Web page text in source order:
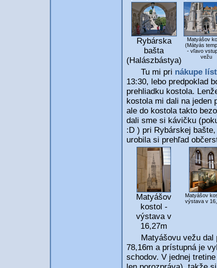
Rybárska
bašta
(Halászbástya)
Matyášov
(Mátyás
- vľavo
vežu
Tu mi pri nákupe
13:30, lebo predpoklad
prehliadku kostola.
kostola mi dali na jeden
ale do kostola takto
dali sme si kávičku
:D ) pri Rybárskej
urobila si prehľad
Matyášov
kostol -
výstava v
16,27m
Matyášov
výstava v
Matyášovu vežu dal
78,16m a prístupná je
schodov. V jednej